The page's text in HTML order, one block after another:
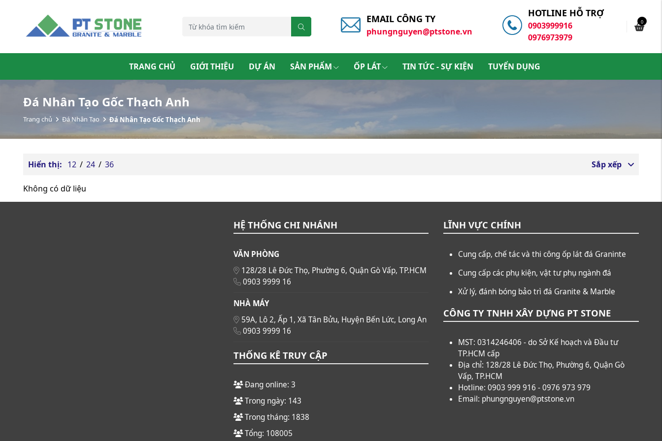
EMAIL CÔNG TY
phungnguyen@ptstone.vn
HOTLINE HỖ TRỢ
0903999916
0976973979
0
TRANG CHỦ GIỚI THIỆU DỰ ÁN SẢN PHẨM ỐP LÁT TIN TỨC - SỰ KIỆN TUYỂN DỤNG
Đá Nhân Tạo Gốc Thạch Anh
Trang chủ Đá Nhân Tạo Đá Nhân Tạo Gốc Thạch Anh
Hiển thị: 12 / 24 / 36 Sắp xếp
Không có dữ liệu
HỆ THỐNG CHI NHÁNH
VĂN PHÒNG
128/28 Lê Đức Thọ, Phường 6, Quận Gò Vấp, TP.HCM
0903 9999 16
NHÀ MÁY
59A, Lô 2, Ấp 1, Xã Tân Bửu, Huyện Bến Lức, Long An
0903 9999 16
THỐNG KÊ TRUY CẬP
Đang online: 3
Trong ngày: 143
Trong tháng: 1838
Tổng: 108005
LĨNH VỰC CHÍNH
Cung cấp, chế tác và thi công ốp lát đá Graninte
Cung cấp các phụ kiện, vật tư phụ ngành đá
Xử lý, đánh bóng bảo trì đá Granite & Marble
CÔNG TY TNHH XÂY DỰNG PT STONE
MST: 0314246406 - do Sở Kế hoạch và Đầu tư
TP.HCM cấp
Địa chỉ: 128/28 Lê Đức Thọ, Phường 6, Quận Gò
Vấp, TP.HCM
Hotline: 0903 999 916 - 0976 973 979
Email: phungnguyen@ptstone.vn